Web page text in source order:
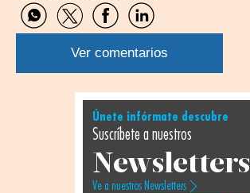
Compartir
por
WhatsApp
Compartir
por
Twitter
Compartir
por
Facebook
Compartir
por
Linkedin
Ver comentarios
Únete infórmate descubre
Suscríbete a nuestros
Newsletters
Ve a nuestros Newsletters